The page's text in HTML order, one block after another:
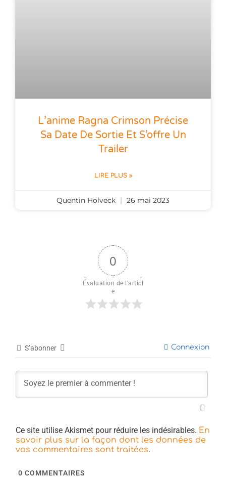
L’anime Ragna Crimson Précise
Sa Date De Sortie Et S’offre Un
Trailer
LIRE PLUS »
Quentin Holveck 26 mai 2023
0
Évaluation de l'articl
e
S’abonner Connexion
Ce site utilise Akismet pour réduire les indésirables. En
savoir plus sur la façon dont les données de
vos commentaires sont traitées.
0 COMMENTAIRES